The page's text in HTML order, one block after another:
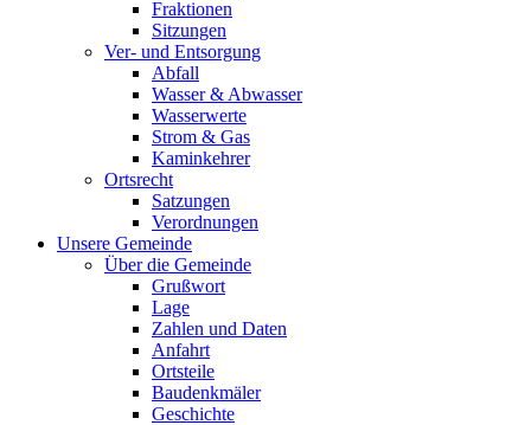
Fraktionen
Sitzungen
Ver- und Entsorgung
Abfall
Wasser & Abwasser
Wasserwerte
Strom & Gas
Kaminkehrer
Ortsrecht
Satzungen
Verordnungen
Unsere Gemeinde
Über die Gemeinde
Grußwort
Lage
Zahlen und Daten
Anfahrt
Ortsteile
Baudenkmäler
Geschichte